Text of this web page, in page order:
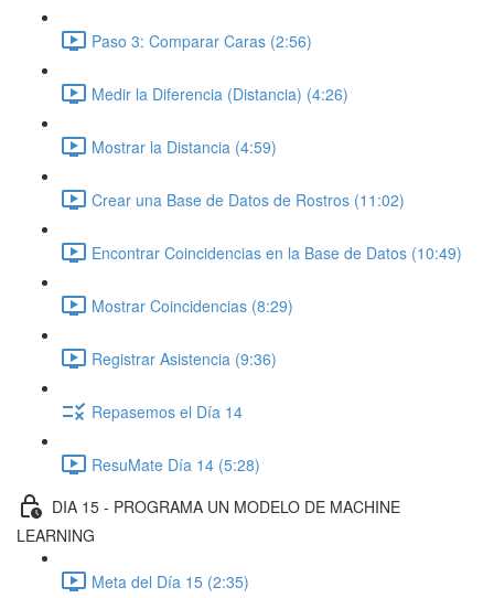
Paso 3: Comparar Caras (2:56)
Medir la Diferencia (Distancia) (4:26)
Mostrar la Distancia (4:59)
Crear una Base de Datos de Rostros (11:02)
Encontrar Coincidencias en la Base de Datos (10:49)
Mostrar Coincidencias (8:29)
Registrar Asistencia (9:36)
Repasemos el Día 14
ResuMate Día 14 (5:28)
DIA 15 - PROGRAMA UN MODELO DE MACHINE
LEARNING
Meta del Día 15 (2:35)